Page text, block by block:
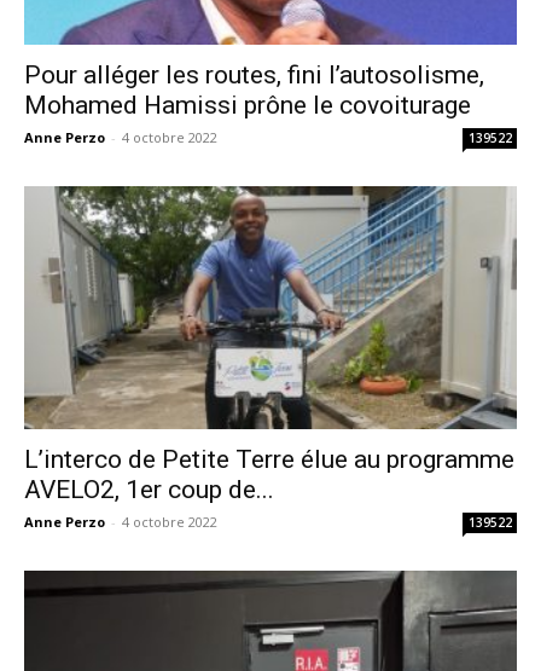
Pour alléger les routes, fini l’autosolisme,
Mohamed Hamissi prône le covoiturage
Anne Perzo - 4 octobre 2022 139522
L’interco de Petite Terre élue au programme
AVELO2, 1er coup de...
Anne Perzo - 4 octobre 2022 139522